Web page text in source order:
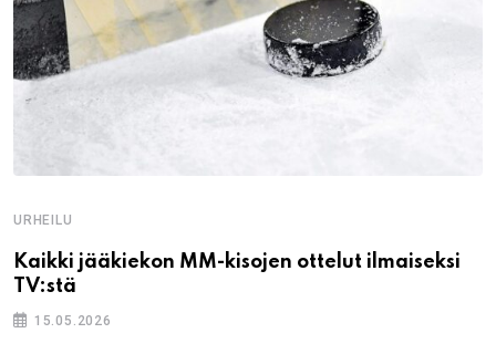
URHEILU
Kaikki jääkiekon MM-kisojen ottelut ilmaiseksi
TV:stä
15.05.2026